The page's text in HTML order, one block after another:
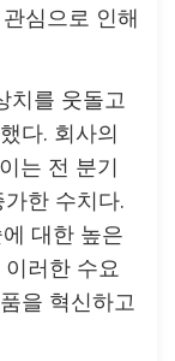
심으로 인해
치를 웃돌고
다. 회사의
는 전 분기
한 수치다.
대한 높은
러한 수요
을 혁신하고